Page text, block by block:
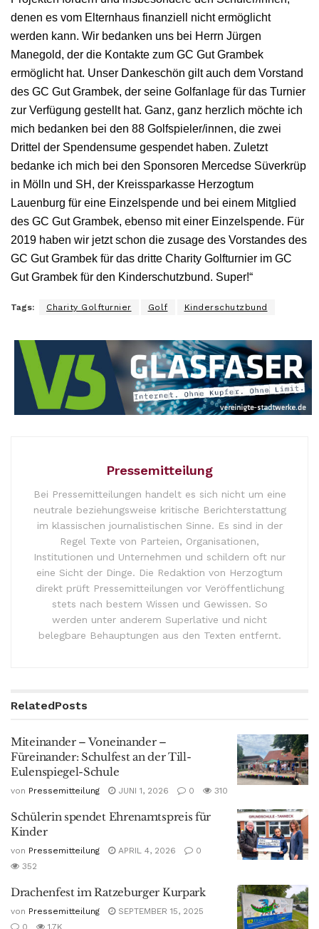
denen es vom Elternhaus finanziell nicht ermöglicht
werden kann. Wir bedanken uns bei Herrn Jürgen
Manegold, der die Kontakte zum GC Gut Grambek
ermöglicht hat. Unser Dankeschön gilt auch dem Vorstand
des GC Gut Grambek, der seine Golfanlage für das Turnier
zur Verfügung gestellt hat. Ganz, ganz herzlich möchte ich
mich bedanken bei den 88 Golfspieler/innen, die zwei
Drittel der Spendensume gespendet haben. Zuletzt
bedanke ich mich bei den Sponsoren Mercedse Süverkrüp
in Mölln und SH, der Kreissparkasse Herzogtum
Lauenburg für eine Einzelspende und bei einem Mitglied
des GC Gut Grambek, ebenso mit einer Einzelspende. Für
2019 haben wir jetzt schon die zusage des Vorstandes des
GC Gut Grambek für das dritte Charity Golfturnier im GC
Gut Grambek für den Kinderschutzbund. Super!“
Tags: Charity Golfturnier Golf Kinderschutzbund
Pressemitteilung
Bei Pressemitteilungen handelt es sich nicht um eine
neutrale beziehungsweise kritische Berichterstattung
im klassischen journalistischen Sinne. Es sind in der
Regel Texte von Parteien, Organisationen,
Institutionen und Unternehmen und schildern oft nur
eine Sicht der Dinge. Die Redaktion von Herzogtum
direkt prüft Pressemitteilungen vor Veröffentlichung
stets nach bestem Wissen und Gewissen. So
werden unter anderem Superlative und nicht
belegbare Behauptungen aus den Texten entfernt.
RelatedPosts
Miteinander – Voneinander –
Füreinander: Schulfest an der Till-
Eulenspiegel-Schule
von Pressemitteilung JUNI 1, 2026 0 310
Schülerin spendet Ehrenamtspreis für
Kinder
von Pressemitteilung APRIL 4, 2026
0
352
Drachenfest im Ratzeburger Kurpark
von Pressemitteilung
SEPTEMBER 15, 2025
0
1.7K